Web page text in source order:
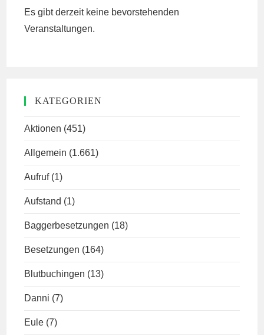
Es gibt derzeit keine bevorstehenden
Veranstaltungen.
KATEGORIEN
Aktionen (451)
Allgemein (1.661)
Aufruf (1)
Aufstand (1)
Baggerbesetzungen (18)
Besetzungen (164)
Blutbuchingen (13)
Danni (7)
Eule (7)